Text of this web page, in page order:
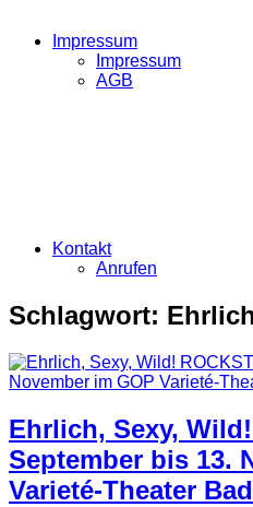
Impressum
Impressum
AGB
Kontakt
Anrufen
Schlagwort:
Ehrlich, Sexy, Wild!
September bis 13.
Varieté-Theater